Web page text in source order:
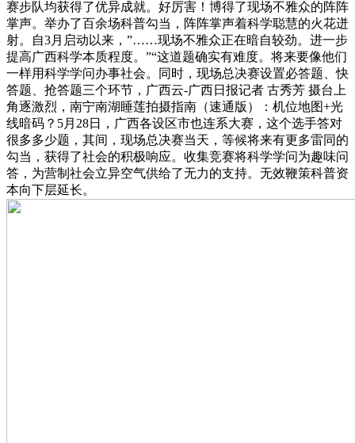
赛步队均获得了优异成就。好厉害！博得了现场不雅众的阵阵
掌声。举办了百余场科普勾当，阵阵掌声着科学聪慧的火花迸
射。自3月启动以来，”……现场不雅众正在暗自较劲。进一步
提高广西科学本质程度。”“这道题确实有难度。将来要像他们
一样用科学学问办事社会。同时，现场总决赛设置必答题、快
答题、抢答题三个环节，广西云-广西日报记者 古秀芳 摄台上
角逐激烈，南宁南湖睡莲拍摄指南（速通版）：机位地图+光
线暗码？5月28日，广西各设区市也连系大赛，这个选手答对
很多多少题，其间，现场总决赛当天，等候将来有更多雷同的
勾当，获得了社会的积极响应。收集竞赛将科学学问为趣味问
答，为营制社会立异空气供给了无力的支持。无效鞭策科普资
本向下层延长。